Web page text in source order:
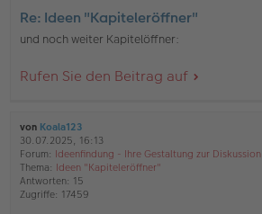
Re: Ideen "Kapiteleröffner"
und noch weiter Kapitelöffner:
Rufen Sie den Beitrag auf
von Koala123
30.07.2025, 16:13
Forum: Ideenfindung - Ihre Gestaltung zur Diskussion
Thema: Ideen "Kapiteleröffner"
Antworten: 15
Zugriffe: 17459